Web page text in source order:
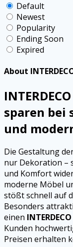
Default
Newest
Popularity
Ending Soon
Expired
About
sparen bei
und
Die Gestaltung
nur Dekoration –
und Komfort
moderne Möbel
stößt schnell auf
Besonders
einen
Kunden
Preisen erhalten